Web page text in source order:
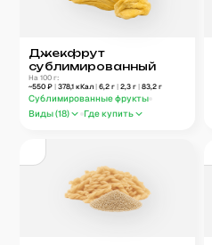
Джекфрут
сублимированный
На 100 г:
~550 ₽| 378,1 кКал| 6,2 г| 2,3 г| 83,2 г
Сублимированные фрукты
Виды (18) Где купить